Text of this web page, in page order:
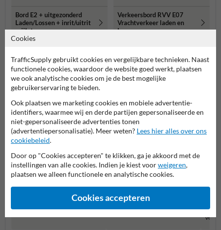
Bord E2 + uitgezonderd
Laden/Lossen + inrit/uitrit
vrijlaten
Verkeersbord RVV E07
Vrachtverkeer laden en
lossen
Productcategorieën in deze groep
Laden en lossen borden
Parkeerborden (toegestaan)
Cookies
TrafficSupply gebruikt cookies en vergelijkbare technieken. Naast
functionele cookies, waardoor de website goed werkt, plaatsen
we ook analytische cookies om je de best mogelijke
gebruikerservaring te bieden.
Ook plaatsen we marketing cookies en mobiele advertentie-
identifiers, waarmee wij en derde partijen gepersonaliseerde en
niet-gepersonaliseerde advertenties tonen
(advertentiepersonalisatie). Meer weten? Lees hier alles over ons
cookiebeleid.
Door op "Cookies accepteren" te klikken, ga je akkoord met de
instellingen van alle cookies. Indien je kiest voorweigeren,
plaatsen we alleen functionele en analytische cookies.
Cookies accepteren